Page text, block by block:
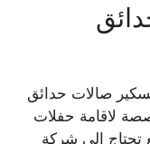
صالات حدائق
لاقامة حفلات
تحتاج الى شركة